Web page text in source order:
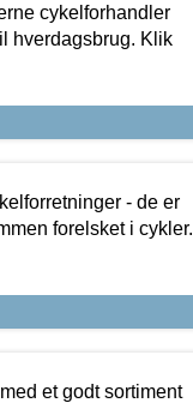
cykelforhandler
hverdagsbrug. Klik
- de er
forelsket i cykler.
et godt sortiment